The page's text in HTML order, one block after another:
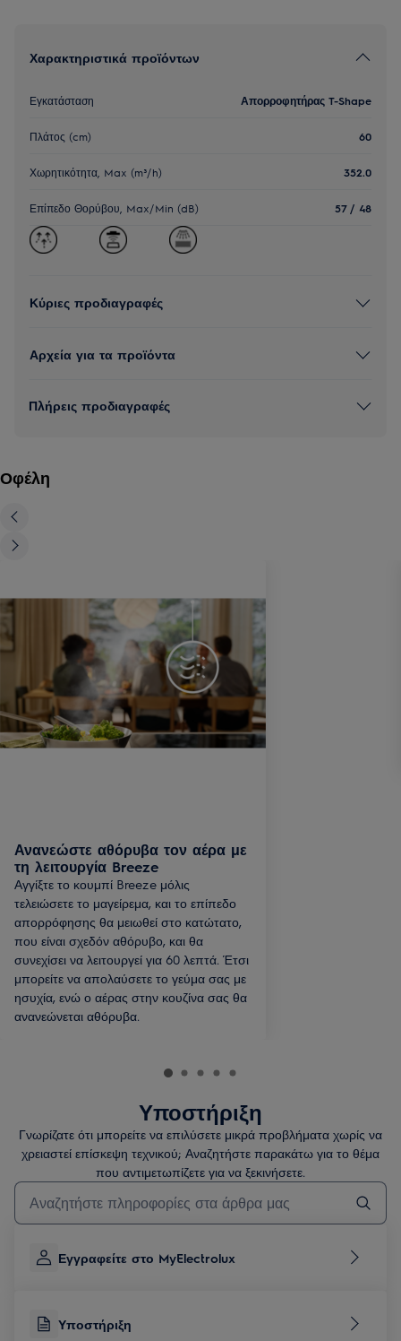
Χαρακτηριστικά προϊόντων
Εγκατάσταση Απορροφητήρας T-Shape
Πλάτος (cm) 60
Χωρητικότητα, Max (m³/h) 352.0
Επίπεδο Θορύβου, Max/Min (dB) 57 / 48
Κύριες προδιαγραφές
Αρχεία για τα προϊόντα
Πλήρεις προδιαγραφές
Οφέλη
Ανανεώστε αθόρυβα τον αέρα με
τη λειτουργία Breeze
Αγγίξτε το κουμπί Breeze μόλις
τελειώσετε το μαγείρεμα, και το επίπεδο
απορρόφησης θα μειωθεί στο κατώτατο,
που είναι σχεδόν αθόρυβο, και θα
συνεχίσει να λειτουργεί για 60 λεπτά. Έτσι
μπορείτε να απολαύσετε το γεύμα σας με
ησυχία, ενώ ο αέρας στην κουζίνα σας θα
ανανεώνεται αθόρυβα.
Υποστήριξη
Γνωρίζατε ότι μπορείτε να επιλύσετε μικρά προβλήματα χωρίς να
χρειαστεί επίσκεψη τεχνικού; Αναζητήστε παρακάτω για το θέμα
που αντιμετωπίζετε για να ξεκινήσετε.
Τύπος για αναζήτηση άρθρων υποστήριξης
Εγγραφείτε στο MyElectrolux
Υποστήριξη